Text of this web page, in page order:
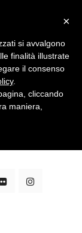
#1 in
×
si avvalgono
finalità illustrate
il consenso
.
cliccando
maniera,